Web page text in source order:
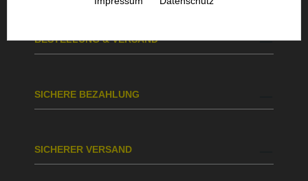
BESTELLUNG & VERSAND
SICHERE BEZAHLUNG
SICHERER VERSAND